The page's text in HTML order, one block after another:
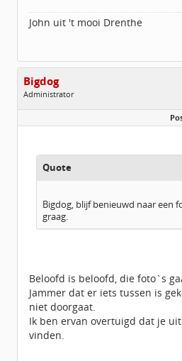
John uit 't mooi Drenthe
Bigdog
Administrator
Geslacht:
Homepage:
volvov70forum.com
Quote
Bigdog, blijf benieuwd naar een
graag.
Beloofd is beloofd, die foto`s
Jammer dat er iets tussen is
niet doorgaat.
Ik ben ervan overtuigd dat je
vinden.